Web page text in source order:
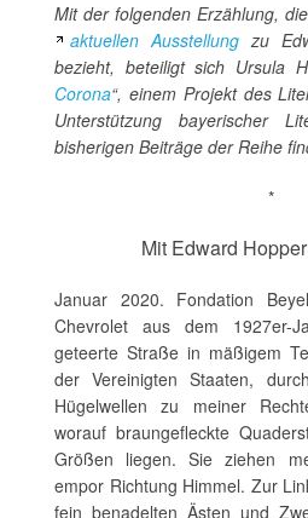
Mit der folgenden Erzählung,
aktuellen Ausstellungzu
bezieht, beteiligt sich Ursula
Corona“, einem Projekt des
Unterstützung bayerischer
bisherigen Beiträge der Reihe
*
Mit Edward
Januar 2020. Fondation
Chevrolet aus dem 1927er-
geteerte Straße in mäßigem
der Vereinigten Staaten,
Hügelwellen zu meiner
worauf braungefleckte
Größen liegen. Sie ziehen
empor Richtung Himmel. Zur
fein benadelten Ästen und